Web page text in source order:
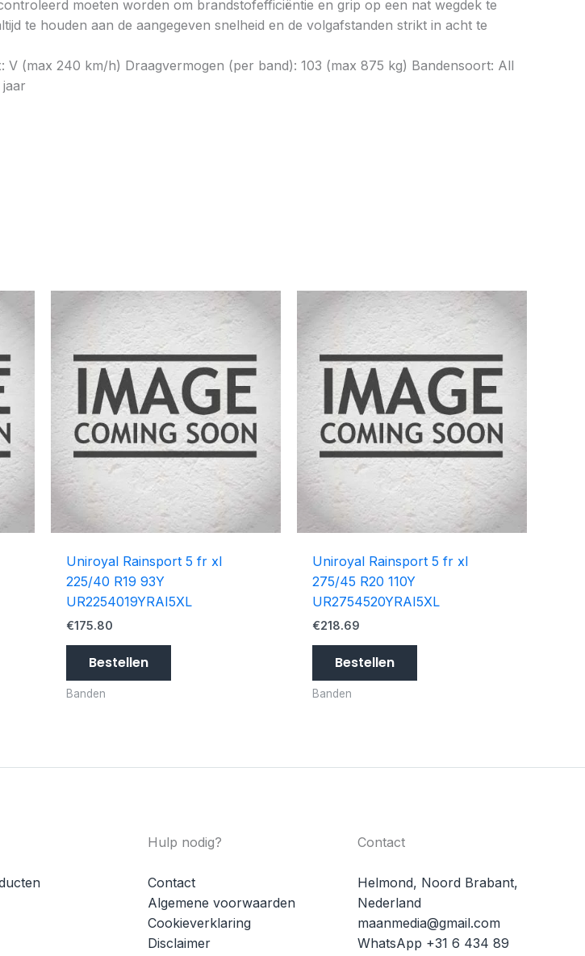
moeten worden om brandstofefficiëntie en grip op een nat wegdek te
te houden aan de aangegeven snelheid en de volgafstanden strikt in acht te
V (max 240 km/h) Draagvermogen (per band): 103 (max 875 kg) Bandensoort: All
Uniroyal Rainsport 5 fr xl
225/40 R19 93Y
UR2254019YRAI5XL
€175.80
Bestellen
Banden
Uniroyal Rainsport 5 fr xl
275/45 R20 110Y
UR2754520YRAI5XL
€218.69
Bestellen
Banden
Hulp nodig?
Contact
Algemene voorwaarden
Cookieverklaring
Disclaimer
Contact
Helmond, Noord Brabant,
Nederland
maanmedia@gmail.com
WhatsApp +31 6 434 89